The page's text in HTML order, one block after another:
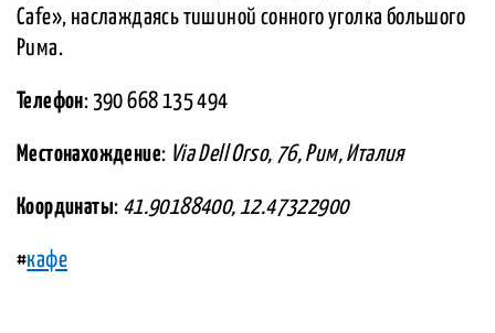
Cafe», наслаждаясь тишиной сонного уголка большого
Рима.
Телефон: 390 668 135 494
Местонахождение: Via Dell Orso, 76, Рим, Италия
Координаты: 41.90188400, 12.47322900
#кафе